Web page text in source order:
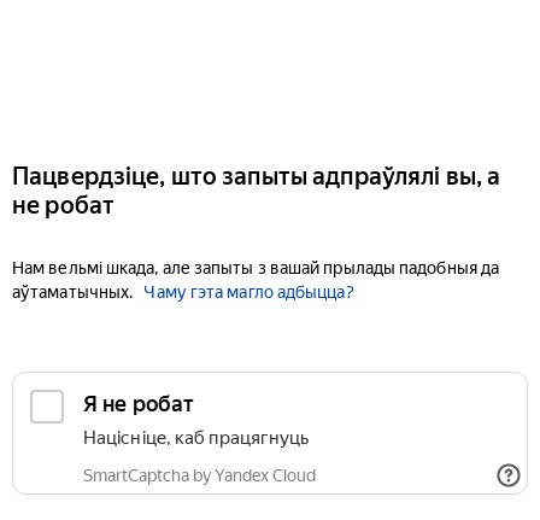
Пацвердзіце, што запыты адпраўлялі вы, а
не робат
Нам вельмі шкада, але запыты з вашай прылады падобныя да
аўтаматычных.
Чаму гэта магло адбыцца?
Я не робат
Націсніце, каб працягнуць
SmartCaptcha by Yandex Cloud